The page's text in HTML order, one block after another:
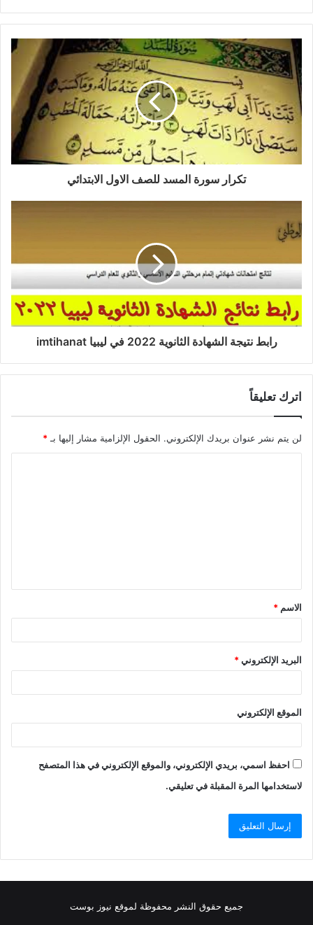
تكرار سورة المسد للصف الاول الابتدائي
رابط نتيجة الشهادة الثانوية 2022 في ليبيا imtihanat
اترك تعليقاً
لن يتم نشر عنوان بريدك الإلكتروني. الحقول الإلزامية مشار إليها بـ *
الاسم *
البريد الإلكتروني*
الموقع الإلكتروني
احفظ اسمي، بريدي الإلكتروني، والموقع الإلكتروني في هذا المتصفح
لاستخدامها المرة المقبلة في تعليقي.
جميع حقوق النشر محفوظة لموقع نيوز بوست